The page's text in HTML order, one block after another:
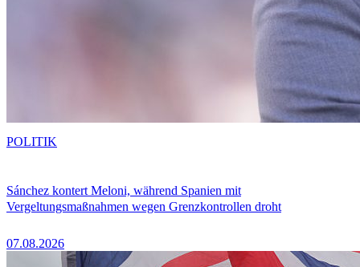
Sánchez kontert Meloni, während Spanien mit
Vergeltungsmaßnahmen wegen Grenzkontrollen droht
07.08.2026
POLITIK